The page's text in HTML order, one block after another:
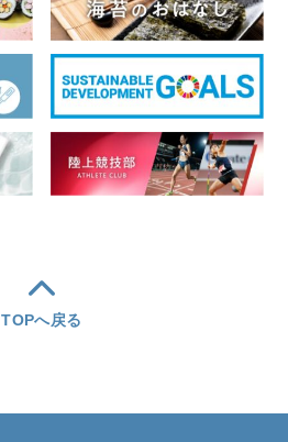
TOPへ戻る